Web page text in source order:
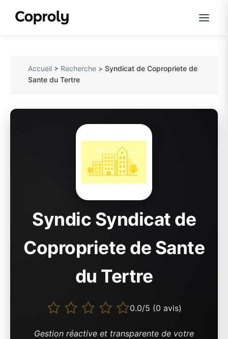
Accueil > Recherche >Syndicat de Copropriete de
Sante du Tertre
Syndic Syndicat de
Copropriete de Sante
du Tertre
0.0/5 (0 avis)
Gestion réactive et transparente de votre